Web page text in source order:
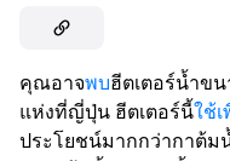
คุณอาจพบฮีตเตอร์น้ำข
แห่งที่ญี่ปุ่น ฮีตเตอร์นี้ใช้เ
ประโยชน์มากกว่ากาต้